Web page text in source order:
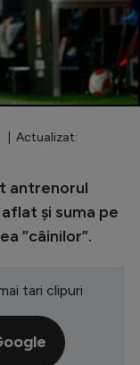
| Actualizat:
antrenorul
și suma pe
”câinilor”.
tari clipuri